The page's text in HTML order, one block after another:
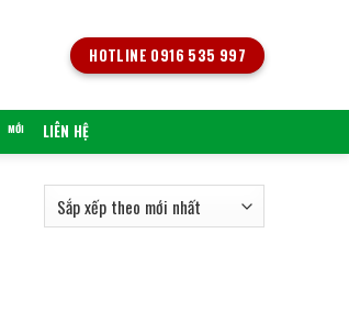
HOTLINE 0916 535 997
LIÊN HỆ